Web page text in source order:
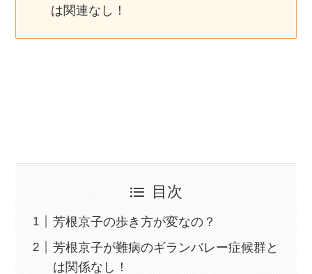
は関連なし！
目次
芳根京子の歩き方が変なの？
芳根京子が難病のギランバレー症候群と
は関係なし！